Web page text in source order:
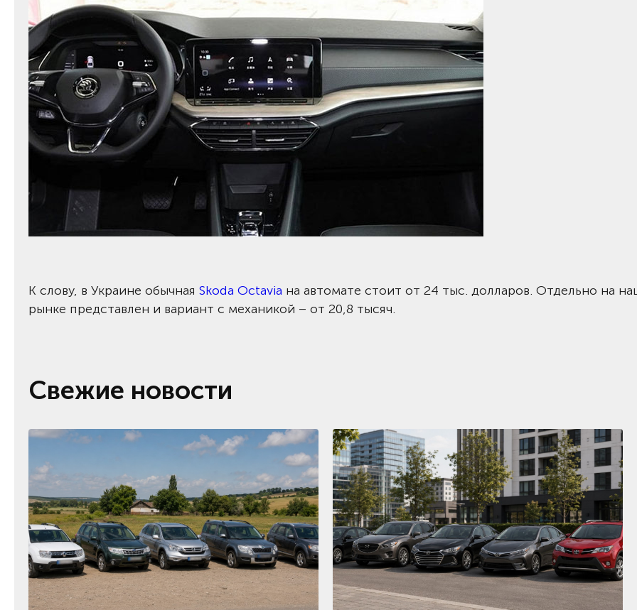
К слову, в Украине обычная Skoda Octavia на автомате стоит от 24 тыс. долларов. Отдельно на
рынке представлен и вариант с механикой – от 20,8 тысяч.
Свежие новости